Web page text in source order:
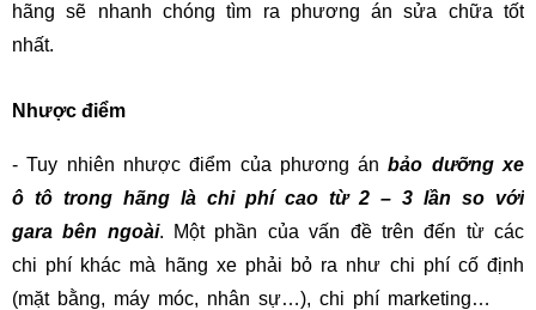
hãng sẽ nhanh chóng tìm ra phương án sửa chữa tốt
nhất.
Nhược điểm
- Tuy nhiên nhược điểm của phương ánbảo dưỡng xe
ô tô trong hãng là chi phí cao từ 2 – 3 lần so với
gara bên ngoài. Một phần của vấn đề trên đến từ các
chi phí khác mà hãng xe phải bỏ ra như chi phí cố định
(mặt bằng, máy móc, nhân sự…), chi phí marketing…